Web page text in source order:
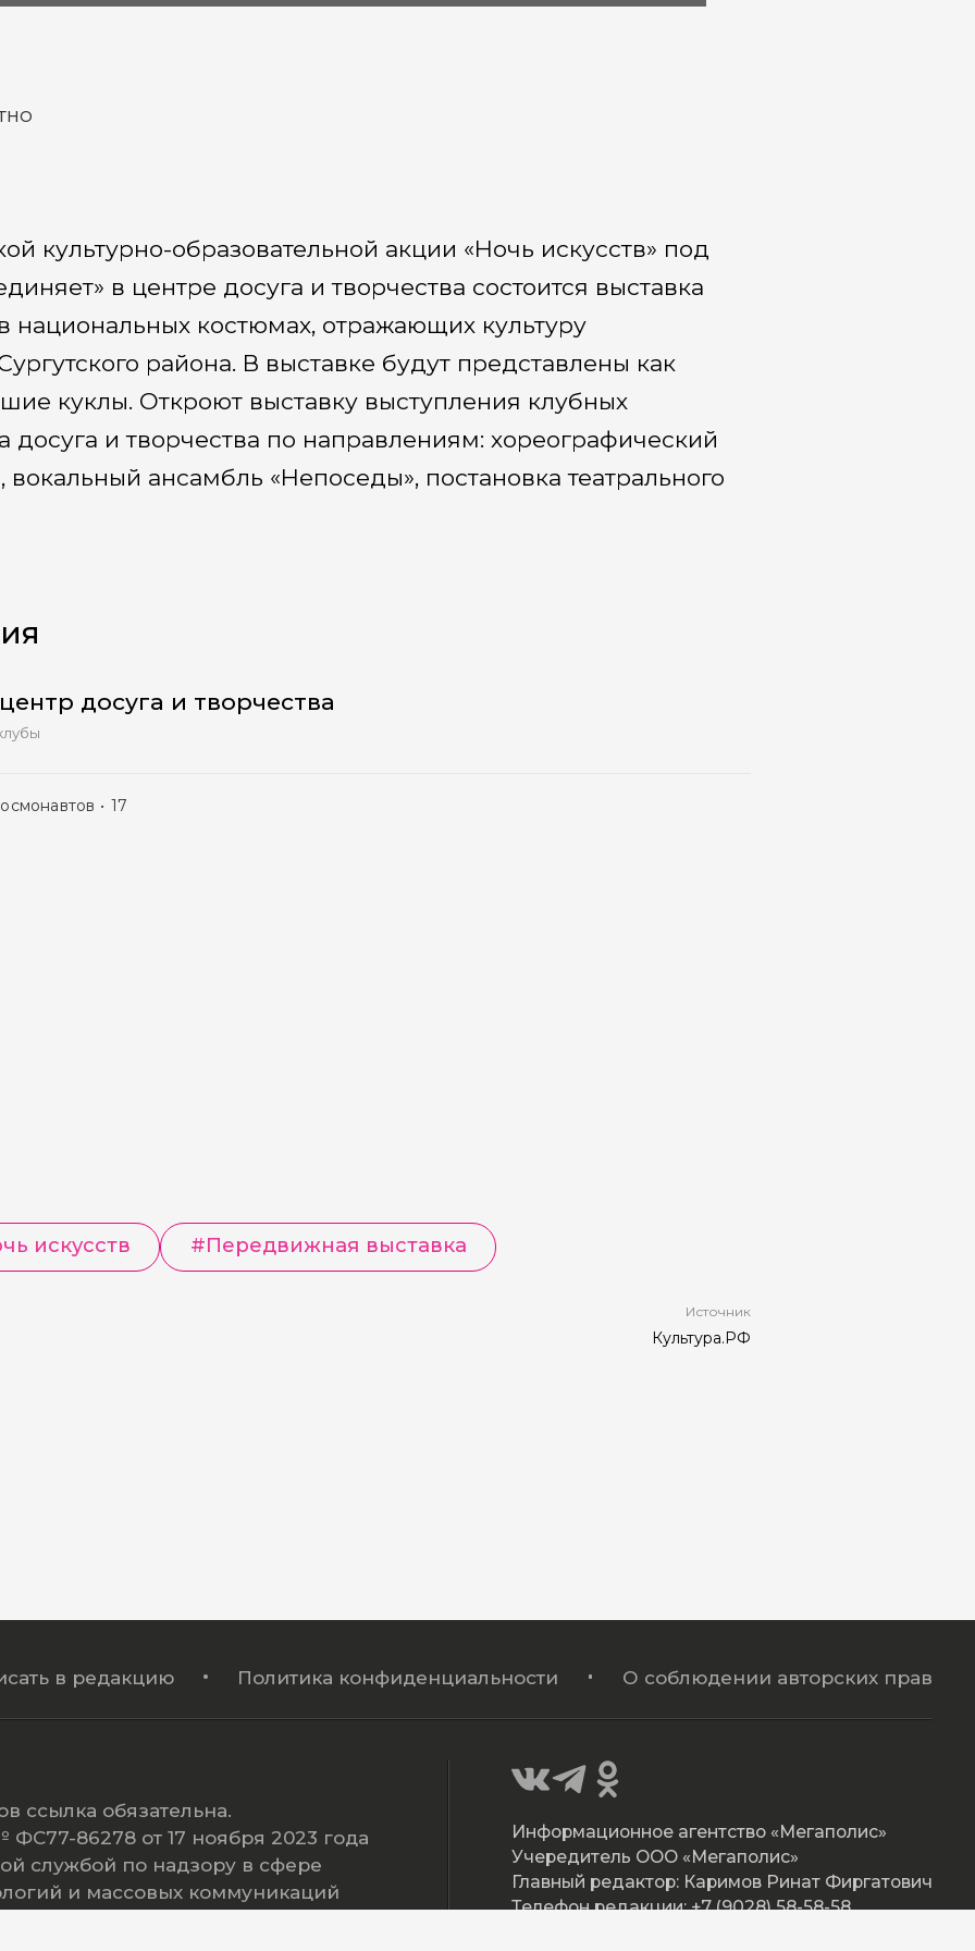
культурно-образовательной акции «Ночь искусств» под
в центре досуга и творчества состоится выставка
национальных костюмах, отражающих культуру
района. В выставке будут представлены как
куклы. Откроют выставку выступления клубных
и творчества по направлениям: хореографический
вокальный ансамбль «Непоседы», постановка театрального
досуга и творчества
17
искусств #Передвижная выставка
Источник
Культура.РФ
в редакцию Политика конфиденциальности О соблюдении авторских прав
Информационное агентство «Мегаполис»
Учередитель ООО «Мегаполис»
Главный редактор: Каримов Ринат Фиргатович
Телефон редакции: +7 (9028) 58-58-58
ссылка обязательна.
86278 от 17 ноября 2023 года
службой по надзору в сфере
и массовых коммуникаций